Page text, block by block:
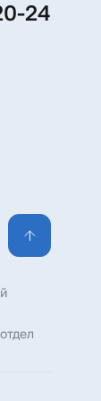
24